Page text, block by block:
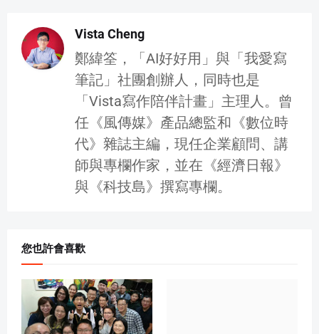
Vista Cheng
鄭緯筌，「AI好好用」與「我愛寫
筆記」社團創辦人，同時也是
「Vista寫作陪伴計畫」主理人。曾
任《風傳媒》產品總監和《數位時
代》雜誌主編，現任企業顧問、講
師與專欄作家，並在《經濟日報》
與《科技島》撰寫專欄。
您也許會喜歡